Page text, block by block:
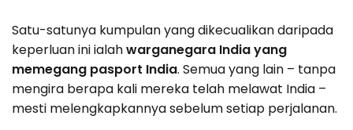
Satu-satunya kumpulan yang dikecualikan daripada
keperluan ini ialahwarganegara India yang
memegang pasport India. Semua yang lain – tanpa
mengira berapa kali mereka telah melawat India –
mesti melengkapkannya sebelum setiap perjalanan.